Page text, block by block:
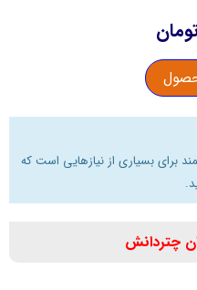
بسیاری از نیازهایی است که
چتردانش